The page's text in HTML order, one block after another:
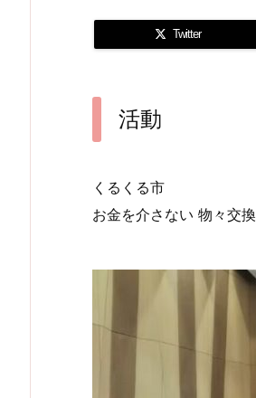
Twitter
活動
くるくる市
お金を介さない 物々交換